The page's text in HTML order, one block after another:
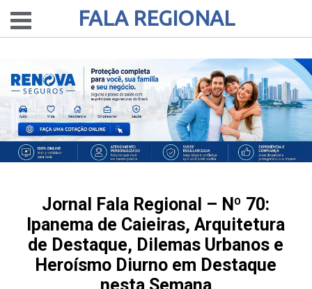
FALA REGIONAL
Jornal Fala Regional – Nº 70:
Ipanema de Caieiras, Arquitetura
de Destaque, Dilemas Urbanos e
Heroísmo Diurno em Destaque